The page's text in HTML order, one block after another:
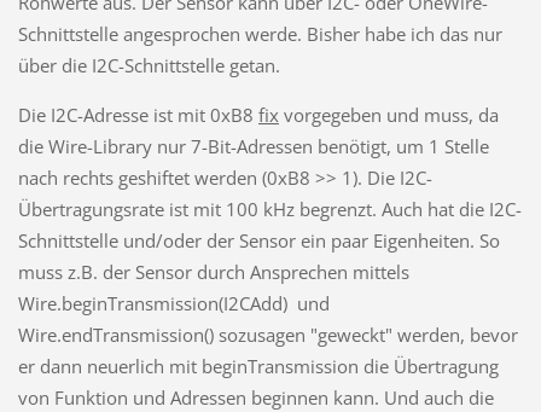
Schnittstelle angesprochen werde. Bisher habe ich das nur
über die I2C-Schnittstelle getan.
Die I2C-Adresse ist mit 0xB8 fixvorgegeben und muss, da
die Wire-Library nur 7-Bit-Adressen benötigt, um 1 Stelle
nach rechts geshiftet werden (0xB8 >> 1). Die I2C-
Übertragungsrate ist mit 100 kHz begrenzt. Auch hat die I2C-
Schnittstelle und/oder der Sensor ein paar Eigenheiten. So
muss z.B. der Sensor durch Ansprechen mittels
Wire.beginTransmission(I2CAdd) und
Wire.endTransmission() sozusagen "geweckt" werden, bevor
er dann neuerlich mit beginTransmission die Übertragung
von Funktion und Adressen beginnen kann. Und auch die